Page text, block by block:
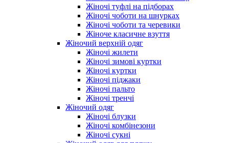
Жіночі туфлі на підборах
Жіночі чоботи на шнурках
Жіночі чоботи та черевики
Жіноче класичне взуття
Жіночий верхній одяг
Жіночі жилети
Жіночі зимові куртки
Жіночі куртки
Жіночі піджаки
Жіночі пальто
Жіночі тренчі
Жіночий одяг
Жіночі блузки
Жіночі комбінезони
Жіночі сукні